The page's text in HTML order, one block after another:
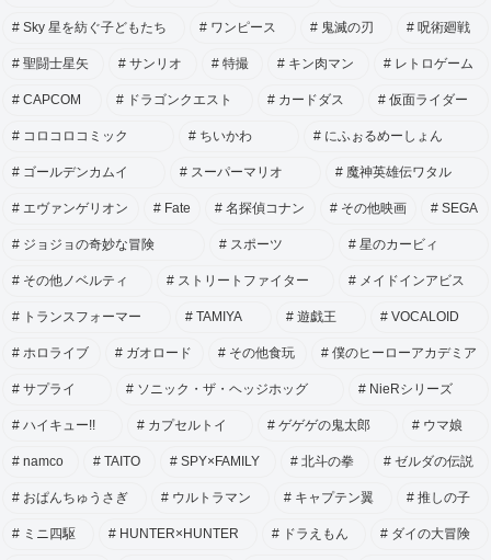
Sky 星を紡ぐ子どもたち ワンピース 鬼滅の刃 呪術廻戦
聖闘士星矢 サンリオ 特撮 キン肉マン レトロゲーム
CAPCOM ドラゴンクエスト カードダス 仮面ライダー
コロコロコミック ちいかわ にふぉるめーしょん
ゴールデンカムイ スーパーマリオ 魔神英雄伝ワタル
エヴァンゲリオン Fate 名探偵コナン その他映画 SEGA
ジョジョの奇妙な冒険 スポーツ 星のカービィ
その他ノベルティ ストリートファイター メイドインアビス
トランスフォーマー TAMIYA 遊戯王 VOCALOID
ホロライブ ガオロード その他食玩 僕のヒーローアカデミア
サプライ ソニック・ザ・ヘッジホッグ NieRシリーズ
ハイキュー!! カプセルトイ ゲゲゲの鬼太郎 ウマ娘
namco TAITO SPY×FAMILY 北斗の拳 ゼルダの伝説
おぱんちゅうさぎ ウルトラマン キャプテン翼 推しの子
ミニ四駆 HUNTER×HUNTER ドラえもん ダイの大冒険